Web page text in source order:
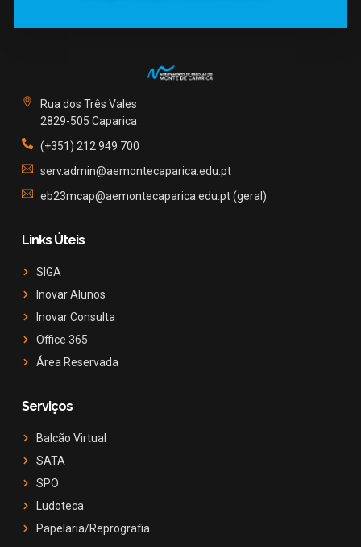
Rua dos Três Vales
2829-505 Caparica
(+351) 212 949 700
serv.admin@aemontecaparica.edu.pt
eb23mcap@aemontecaparica.edu.pt (geral)
Links Úteis
SIGA
Inovar Alunos
Inovar Consulta
Office 365
Área Reservada
Serviços
Balcão Virtual
SATA
SPO
Ludoteca
Papelaria/Reprografia